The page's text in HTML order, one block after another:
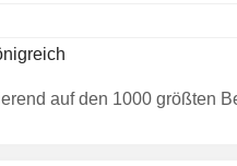
auf den 1000 größten